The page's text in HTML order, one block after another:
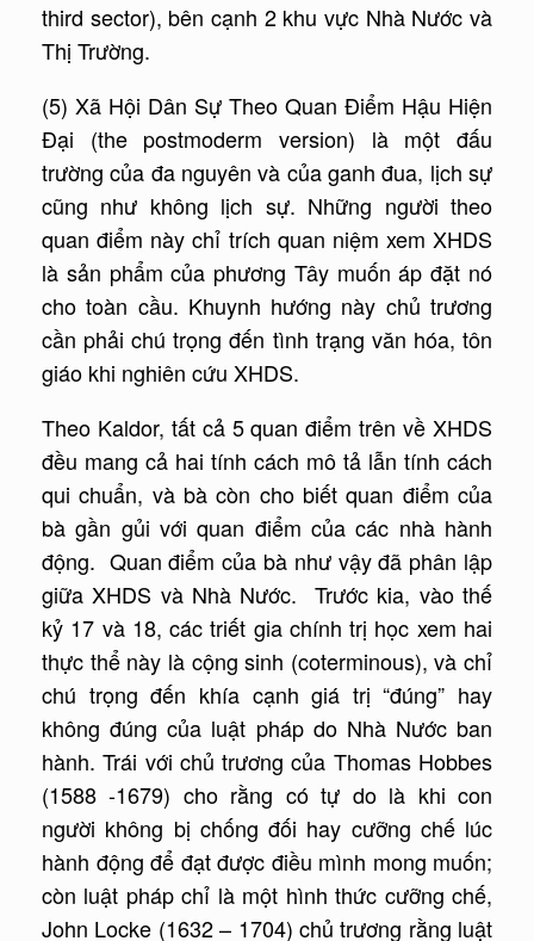
third sector), bên cạnh 2 khu vực Nhà Nước và
Thị Trường.
(5) Xã Hội Dân Sự Theo Quan Điểm Hậu Hiện
Đại (the postmoderm version) là một đấu
trường của đa nguyên và của ganh đua, lịch sự
cũng như không lịch sự. Những người theo
quan điểm này chỉ trích quan niệm xem XHDS
là sản phẩm của phương Tây muốn áp đặt nó
cho toàn cầu. Khuynh hướng này chủ trương
cần phải chú trọng đến tình trạng văn hóa, tôn
giáo khi nghiên cứu XHDS.
Theo Kaldor, tất cả 5 quan điểm trên về XHDS
đều mang cả hai tính cách mô tả lẫn tính cách
qui chuẩn, và bà còn cho biết quan điểm của
bà gần gủi với quan điểm của các nhà hành
động. Quan điểm của bà như vậy đã phân lập
giữa XHDS và Nhà Nước. Trước kia, vào thế
kỷ 17 và 18, các triết gia chính trị học xem hai
thực thể này là cộng sinh (coterminous), và chỉ
chú trọng đến khía cạnh giá trị “đúng” hay
không đúng của luật pháp do Nhà Nước ban
hành. Trái với chủ trương của Thomas Hobbes
(1588 -1679) cho rằng có tự do là khi con
người không bị chống đối hay cưỡng chế lúc
hành động để đạt được điều mình mong muốn;
còn luật pháp chỉ là một hình thức cưỡng chế,
John Locke (1632 – 1704) chủ trương rằng luật